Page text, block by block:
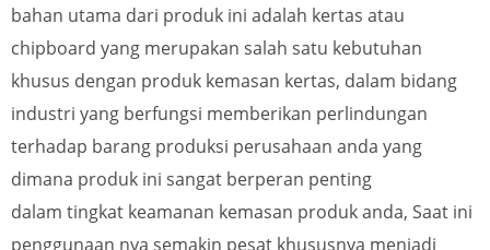
bahan utama dari produk ini adalah kertas atau
chipboard yang merupakan salah satu kebutuhan
khusus dengan produk kemasan kertas, dalam bidang
industri yang berfungsi memberikan perlindungan
terhadap barang produksi perusahaan anda yang
dimana produk ini sangat berperan penting
dalam tingkat keamanan kemasan produk anda, Saat ini
penggunaan nya semakin pesat khususnya menjadi